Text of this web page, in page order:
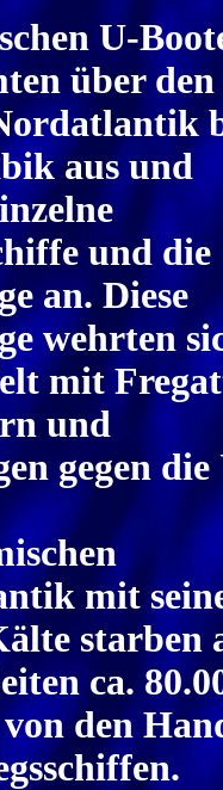
U-
über den
aus und
und die
an. Diese
wehrten
mit
und
gegen die
mit
starben
ca.
von den